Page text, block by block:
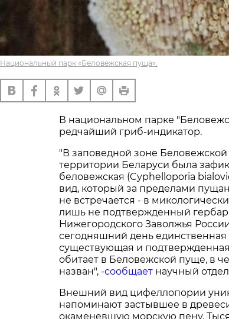
Национальный парк «Беловежская пуща».
В национальном парке
редчайший гриб-индикатор.
"В заповедной зоне
территории Беларуси была
беловежская (Cyphelloporia
вид, который за пределами
не встречается - в
лишь не подтвержденный
Нижегородского Заволжья
сегодняшний день
существующая и
обитает в Беловежской пуще, в
назван", -сообщает научный
Внешний вид цифеллопории
напоминают застывшее в
окаменевшую морскую пену.